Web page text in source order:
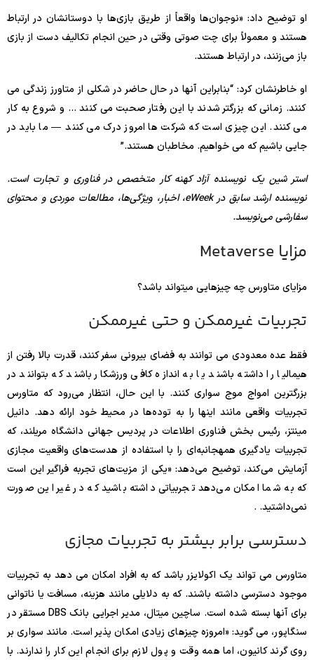
او توضیح داد: «نوجوان‌ها واقعاً از طریق بازی‌ها با دوستانشان در ارتباط
هستند و معمولاً برای چت صوتی وقتی در حین انجام تکالیف دست از بازی
باز می‌زنند، در ارتباط هستند.
او خاطرنشان کرد: “بنابراین آنها در حال حاضر در شکلی از متاورز زندگی می
کنند. زمانی که بزرگتر شدند با این رفتار صحبت می کنند … و شروع به کار
می کنند. این چیزی است که شرکت ها امروز درک می کنند — ما باید در
جایی باشیم که می خواهیم. مخاطبان هستند.”
استر شین یک نویسنده آزاد کهنه کار متخصص در فناوری و تجارت است.
نویسنده ارشد سابق در eWeek، اخبار، ویژگی‌ها، مطالعات موردی و محتوای
سفارشی می‌نویسد.
مزایا Metaverse
مزایای متاورس چه چیزهایی میتواند باشد؟
تجربیات غیرممکن و حتی غیرممکن
فقط عده معدودی می توانند به فضای بیرونی سفر کنند، قدرت بالا رفتن از
هیمالیا را داشته باشند یا به اندازه کافی ورزشکار باشند که بتوانند در
بزرگترین امواج موج سواری کنند. با این حال، انتظار می‌رود که متاورس
تجربیات واقعی مانند اینها را به توده‌ها در محیط خود ارائه دهد. دانیل
مینتز، رئیس بخش فناوری اطلاعات در پردیس جهانی دانشگاه مریلند، که
تجربیات یادگیری همهجانبه‌ای را با استفاده از هدست‌های واقعیت مجازی
آزمایش می‌کند، توضیح می‌دهد: «یکی از مزیت‌های تجربه فراگیر این است
که به شما امکان می‌دهد تجربیاتی داشته باشید که در غیر این صورت
نمی‌داشتید. .
دسترسی برابر بیشتر به تجربیات مجازی
متاورس می تواند یک اکولایزر باشد که به افراد امکان می دهد به تجربیات
موجود دسترسی داشته باشند. که به دلایلی مانند هزینه، مسافت یا ناتوانی
برای آنها بسته شده است. ساچین میتال، مدیر اجرایی بانک DBS مستقر در
سنگاپور، می گوید: «امروزه چیزهای زیادی امکان پذیر است. مانند سواری بر
روی گرند کانیون، اما همه وقت و پول لازم برای انجام این کار را ندارند. با